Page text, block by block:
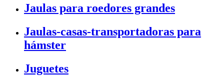
Jaulas para roedores grandes
Jaulas-casas-transportadoras para
hámster
Juguetes